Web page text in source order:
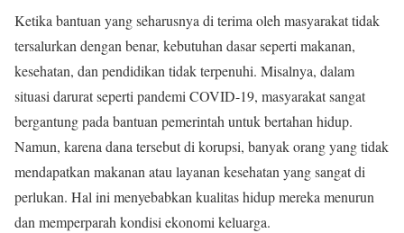
Ketika bantuan yang seharusnya di terima oleh masyarakat tidak
tersalurkan dengan benar, kebutuhan dasar seperti makanan,
kesehatan, dan pendidikan tidak terpenuhi. Misalnya, dalam
situasi darurat seperti pandemi COVID-19, masyarakat sangat
bergantung pada bantuan pemerintah untuk bertahan hidup.
Namun, karena dana tersebut di korupsi, banyak orang yang tidak
mendapatkan makanan atau layanan kesehatan yang sangat di
perlukan. Hal ini menyebabkan kualitas hidup mereka menurun
dan memperparah kondisi ekonomi keluarga.